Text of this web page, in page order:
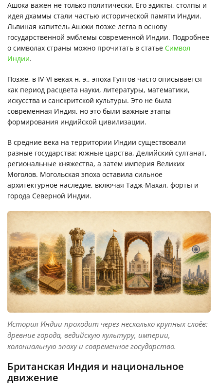
Ашока важен не только политически. Его эдикты, столпы и
идея дхаммы стали частью исторической памяти Индии.
Львиная капитель Ашоки позже легла в основу
государственной эмблемы современной Индии. Подробнее
о символах страны можно прочитать в статье Символ
Индии.
Позже, в IV-VI веках н. э., эпоха Гуптов часто описывается
как период расцвета науки, литературы, математики,
искусства и санскритской культуры. Это не была
современная Индия, но это были важные этапы
формирования индийской цивилизации.
В средние века на территории Индии существовали
разные государства: южные царства, Делийский султанат,
региональные княжества, а затем империя Великих
Моголов. Могольская эпоха оставила сильное
архитектурное наследие, включая Тадж-Махал, форты и
города Северной Индии.
История Индии проходит через несколько крупных слоёв:
древние города, ведийскую культуру, империи,
колониальную эпоху и современное государство.
Британская Индия и национальное
движение